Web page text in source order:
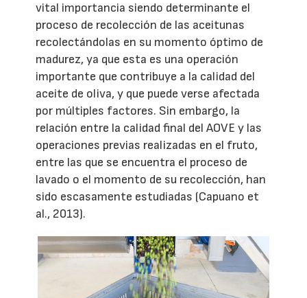
vital importancia siendo determinante el
proceso de recolección de las aceitunas
recolectándolas en su momento óptimo de
madurez, ya que esta es una operación
importante que contribuye a la calidad del
aceite de oliva, y que puede verse afectada
por múltiples factores. Sin embargo, la
relación entre la calidad final del AOVE y las
operaciones previas realizadas en el fruto,
entre las que se encuentra el proceso de
lavado o el momento de su recolección, han
sido escasamente estudiadas (Capuano et
al., 2013).